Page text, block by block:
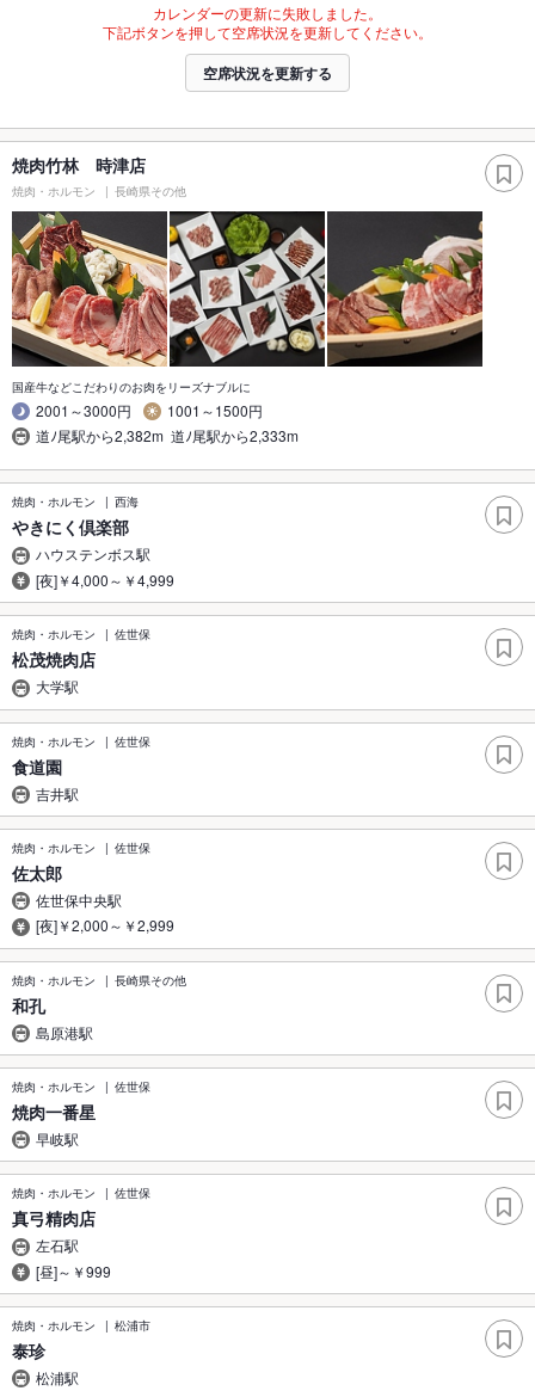
カレンダーの更新に失敗しました。
下記ボタンを押して空席状況を更新してください。
空席状況を更新する
焼肉竹林 時津店
焼肉・ホルモン 長崎県その他
国産牛などこだわりのお肉をリーズナブルに
2001～3000円
1001～1500円
道ﾉ尾駅から2,382m 道ﾉ尾駅から2,333m
焼肉・ホルモン 西海
やきにく倶楽部
ハウステンボス駅
[夜]￥4,000～￥4,999
焼肉・ホルモン 佐世保
松茂焼肉店
大学駅
焼肉・ホルモン 佐世保
食道園
吉井駅
焼肉・ホルモン 佐世保
佐太郎
佐世保中央駅
[夜]￥2,000～￥2,999
焼肉・ホルモン 長崎県その他
和孔
島原港駅
焼肉・ホルモン 佐世保
焼肉一番星
早岐駅
焼肉・ホルモン 佐世保
真弓精肉店
左石駅
[昼]～￥999
焼肉・ホルモン 松浦市
泰珍
松浦駅